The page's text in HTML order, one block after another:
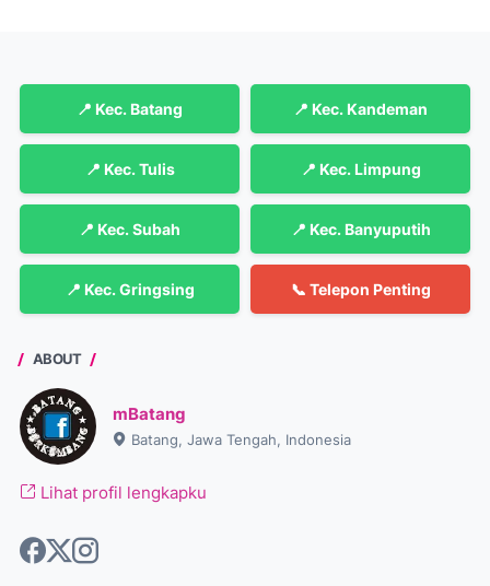
📍 Kec. Batang 📍 Kec. Kandeman
📍 Kec. Tulis 📍 Kec. Limpung
📍 Kec. Subah 📍 Kec. Banyuputih
📍 Kec. Gringsing 📞 Telepon Penting
ABOUT
mBatang
Batang, Jawa Tengah, Indonesia
Lihat profil lengkapku